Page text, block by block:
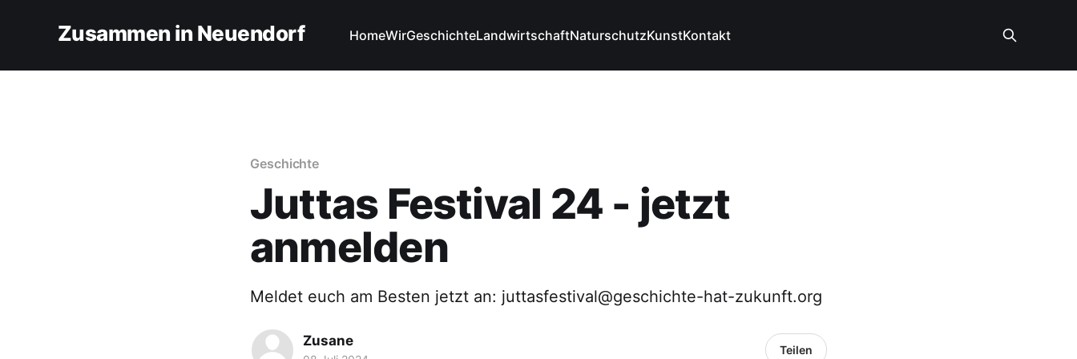
Zusammen in Neuendorf HomeWirGeschichteLandwirtschaftNaturschutzKunstKontakt
Geschichte
Juttas Festival 24 - jetzt
anmelden
Meldet euch am Besten jetzt an: juttasfestival@geschichte-hat-zukunft.org
Zusane
Teilen